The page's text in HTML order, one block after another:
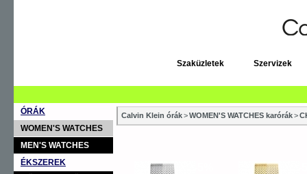
Szaküzletek Szervizek
ÓRÁK
WOMEN'S WATCHES
MEN'S WATCHES
ÉKSZEREK
Calvin Klein órák>WOMEN'S WATCHES karórák>